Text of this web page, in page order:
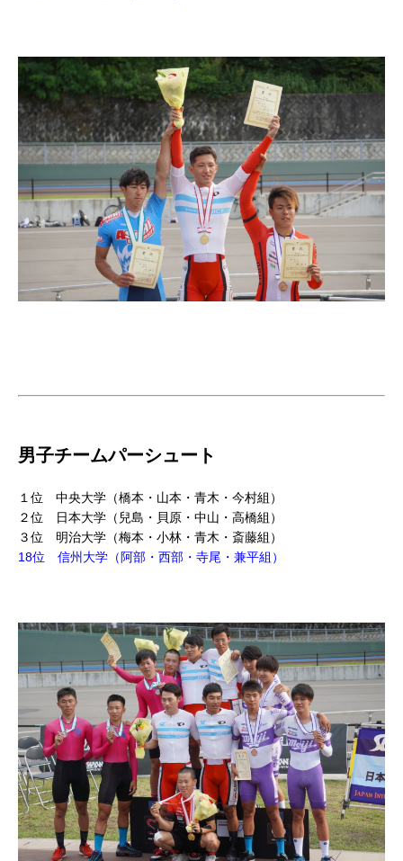
男子チームパーシュート
１位 中央大学（橋本・山本・青木・今村組）
２位 日本大学（兒島・貝原・中山・高橋組）
３位 明治大学（梅本・小林・青木・斎藤組）
18位 信州大学（阿部・西部・寺尾・兼平組）